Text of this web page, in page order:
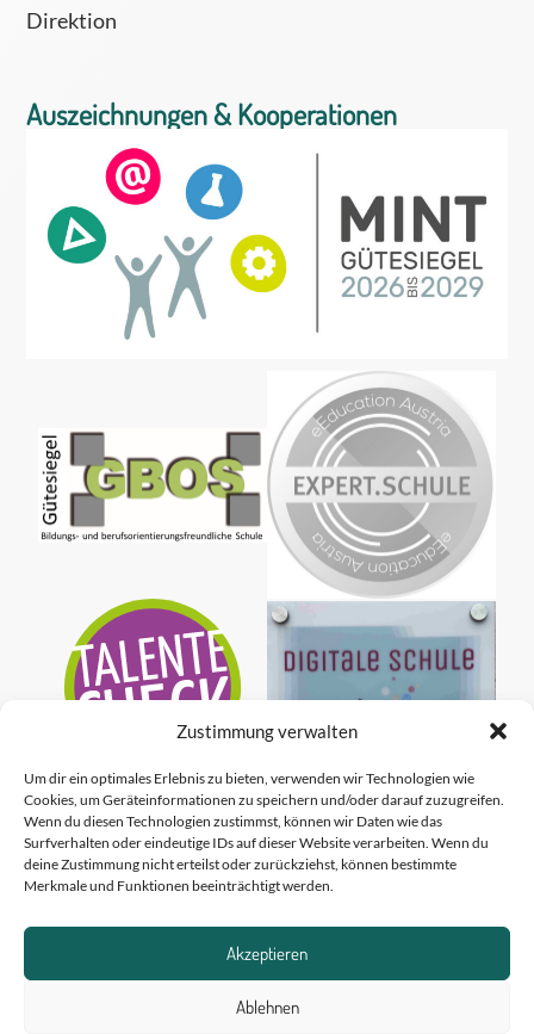
Zustimmung verwalten
Um dir ein optimales Erlebnis zu bieten, verwenden wir Technologien wie
Cookies, um Geräteinformationen zu speichern und/oder darauf zuzugreifen.
Wenn du diesen Technologien zustimmst, können wir Daten wie das
Surfverhalten oder eindeutige IDs auf dieser Website verarbeiten. Wenn du
deine Zustimmung nicht erteilst oder zurückziehst, können bestimmte
Merkmale und Funktionen beeinträchtigt werden.
Akzeptieren
Ablehnen
Direktion
Auszeichnungen & Kooperationen